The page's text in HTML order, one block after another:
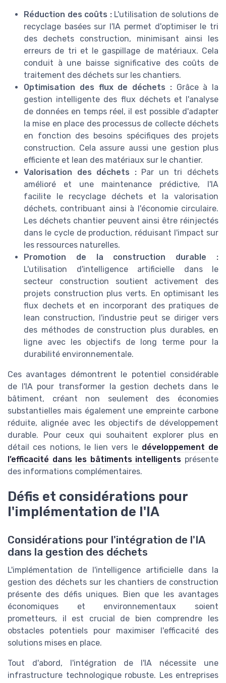
Réduction des coûts :L'utilisation de solutions de
recyclage basées sur l'IA permet d'optimiser le tri
des dechets construction, minimisant ainsi les
erreurs de tri et le gaspillage de matériaux. Cela
conduit à une baisse significative des coûts de
traitement des déchets sur les chantiers.
Optimisation des flux de déchets :Grâce à la
gestion intelligente des flux déchets et l'analyse
de données en temps réel, il est possible d'adapter
la mise en place des processus de collecte déchets
en fonction des besoins spécifiques des projets
construction. Cela assure aussi une gestion plus
efficiente et lean des matériaux sur le chantier.
Valorisation des déchets :Par un tri déchets
amélioré et une maintenance prédictive, l'IA
facilite le recyclage déchets et la valorisation
déchets, contribuant ainsi à l'économie circulaire.
Les déchets chantier peuvent ainsi être réinjectés
dans le cycle de production, réduisant l'impact sur
les ressources naturelles.
Promotion de la construction durable :
L'utilisation d'intelligence artificielle dans le
secteur construction soutient activement des
projets construction plus verts. En optimisant les
flux dechets et en incorporant des pratiques de
lean construction, l'industrie peut se diriger vers
des méthodes de construction plus durables, en
ligne avec les objectifs de long terme pour la
durabilité environnementale.
Ces avantages démontrent le potentiel considérable
de l'IA pour transformer la gestion dechets dans le
bâtiment, créant non seulement des économies
substantielles mais également une empreinte carbone
réduite, alignée avec les objectifs de développement
durable. Pour ceux qui souhaitent explorer plus en
détail ces notions, le lien vers le développement de
l’efficacité dans les bâtiments intelligents présente
des informations complémentaires.
Défis et considérations pour
l'implémentation de l'IA
Considérations pour l'intégration de l'IA
dans la gestion des déchets
L'implémentation de l'intelligence artificielle dans la
gestion des déchets sur les chantiers de construction
présente des défis uniques. Bien que les avantages
économiques et environnementaux soient
prometteurs, il est crucial de bien comprendre les
obstacles potentiels pour maximiser l'efficacité des
solutions mises en place.
Tout d'abord, l'intégration de l'IA nécessite une
infrastructure technologique robuste. Les entreprises